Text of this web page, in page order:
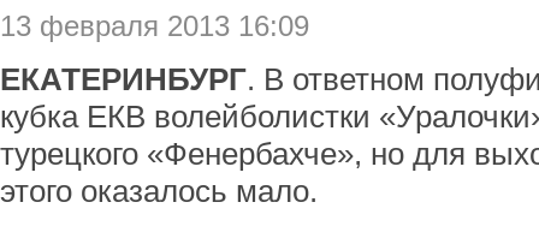
13 февраля 2013 16:09
ЕКАТЕРИНБУРГ. В ответном
кубка ЕКВ волейболистки
турецкого «Фенербахче», но для
этого оказалось мало.